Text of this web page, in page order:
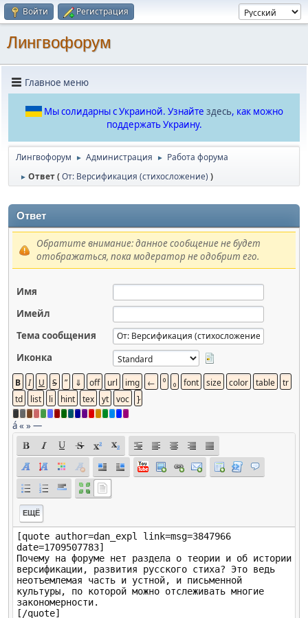
Войти Регистрация
Лингвофорум
Главное меню
Мы солидарны с Украиной. Узнайте здесь, как можно
поддержать Украину.
Лингвофорум ► Администрация ► Работа форума
► Ответ (От: Версификация (стихосложение) )
Ответ
Обратите внимание: данное сообщение не будет
отображаться, пока модератор не одобрит его.
Имя
Имейл
Тема сообщения
Иконка
á« »—
ЕЩЁ